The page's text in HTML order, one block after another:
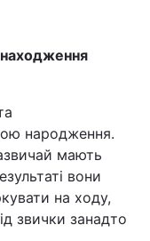
народження.
мають
вони
на ходу,
звички занадто